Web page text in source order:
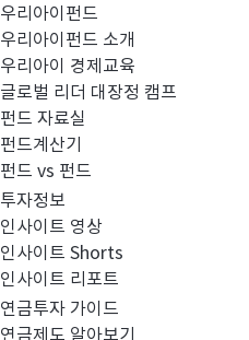
우리아이펀드
우리아이펀드 소개
우리아이 경제교육
글로벌 리더 대장정 캠프
펀드 자료실
펀드계산기
펀드 vs 펀드
투자정보
인사이트 영상
인사이트 Shorts
인사이트 리포트
연금투자 가이드
연금제도 알아보기
공지사항
Award 2009 증권 부문 대상